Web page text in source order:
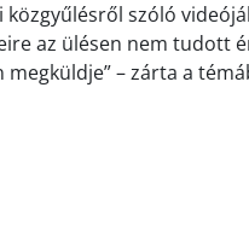
közgyűlésről szóló
az ülésen nem tudott
– zárta a